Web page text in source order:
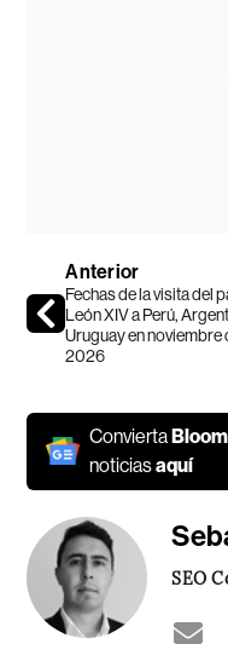
Anterior
Fechas de la visita del
León XIV a Perú,
Uruguay en noviembre
2026
Convierta
noticiasaquí
SEO